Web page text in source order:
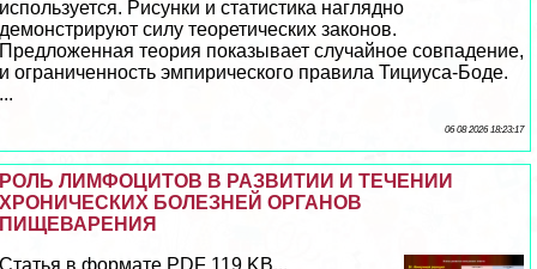
используется. Рисунки и статистика наглядно
демонстрируют силу теоретических законов.
Предложенная теория показывает случайное совпадение,
и ограниченность эмпирического правила Тициуса-Боде.
...
06 08 2026 18:23:17
РОЛЬ ЛИМФОЦИТОВ В РАЗВИТИИ И ТЕЧЕНИИ
ХРОНИЧЕСКИХ БОЛЕЗНЕЙ ОРГАНОВ
ПИЩЕВАРЕНИЯ